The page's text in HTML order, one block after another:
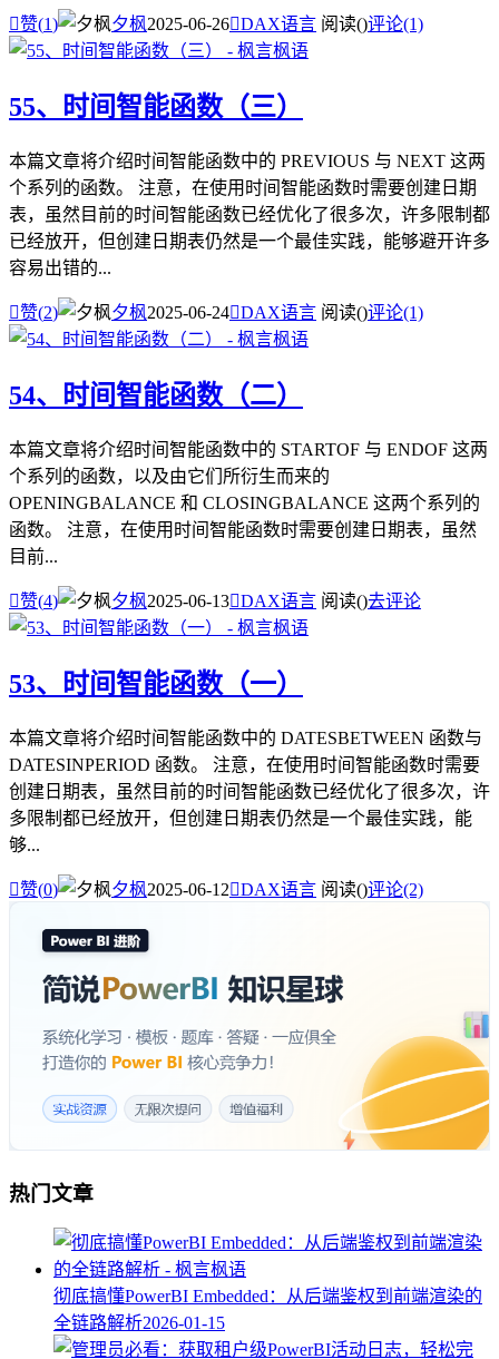
赞(1) 夕枫2025-06-26DAX语言 阅读()评论(1)
55、时间智能函数（三）
本篇文章将介绍时间智能函数中的 PREVIOUS 与 NEXT 这两
个系列的函数。 注意，在使用时间智能函数时需要创建日期
表，虽然目前的时间智能函数已经优化了很多次，许多限制都
已经放开，但创建日期表仍然是一个最佳实践，能够避开许多
容易出错的...
赞(2) 夕枫2025-06-24DAX语言 阅读()评论(1)
54、时间智能函数（二）
本篇文章将介绍时间智能函数中的 STARTOF 与 ENDOF 这两
个系列的函数，以及由它们所衍生而来的
OPENINGBALANCE 和 CLOSINGBALANCE 这两个系列的
函数。 注意，在使用时间智能函数时需要创建日期表，虽然
目前...
赞(4) 夕枫2025-06-13DAX语言 阅读()去评论
53、时间智能函数（一）
本篇文章将介绍时间智能函数中的 DATESBETWEEN 函数与
DATESINPERIOD 函数。 注意，在使用时间智能函数时需要
创建日期表，虽然目前的时间智能函数已经优化了很多次，许
多限制都已经放开，但创建日期表仍然是一个最佳实践，能
够...
赞(0) 夕枫2025-06-12DAX语言 阅读()评论(2)
热门文章
彻底搞懂PowerBI Embedded：从后端鉴权到前端渲染的
全链路解析2026-01-15